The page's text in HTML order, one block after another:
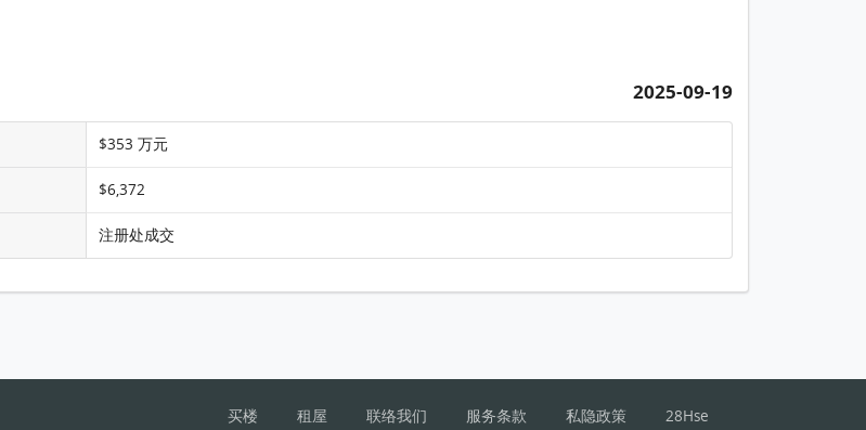
2025-09-19
$353 万元
$6,372
注册处成交
买楼 租屋 联络我们 服务条款 私隐政策 28Hse